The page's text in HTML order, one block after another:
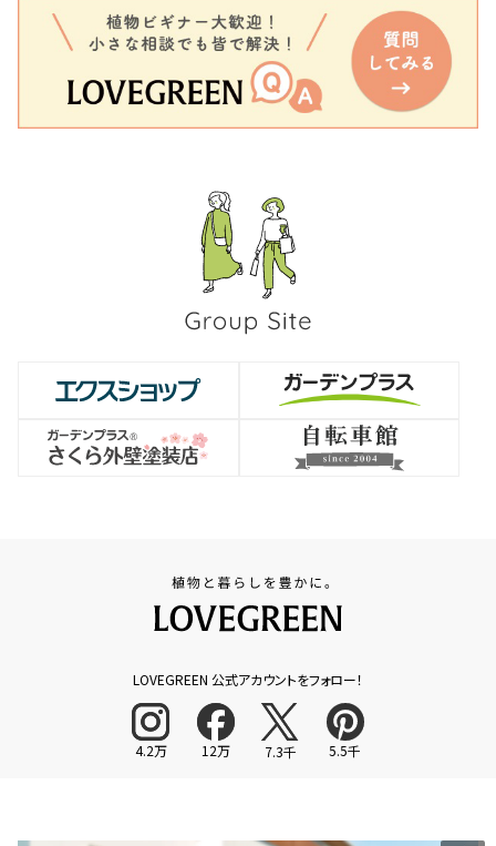
LOVEGREEN 公式アカウントをフォロー！
4.2万 12万 7.3千 5.5千